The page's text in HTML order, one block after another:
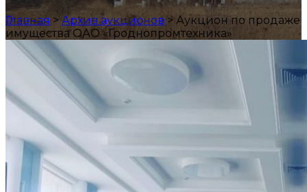
Главная >Архив аукционов > Аукцион по продаже
имущества ОАО «Гроднопромтехника»